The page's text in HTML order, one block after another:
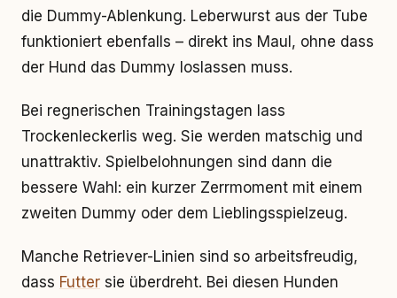
die Dummy-Ablenkung. Leberwurst aus der Tube
funktioniert ebenfalls – direkt ins Maul, ohne dass
der Hund das Dummy loslassen muss.
Bei regnerischen Trainingstagen lass
Trockenleckerlis weg. Sie werden matschig und
unattraktiv. Spielbelohnungen sind dann die
bessere Wahl: ein kurzer Zerrmoment mit einem
zweiten Dummy oder dem Lieblingsspielzeug.
Manche Retriever-Linien sind so arbeitsfreudig,
dass Futter sie überdreht. Bei diesen Hunden